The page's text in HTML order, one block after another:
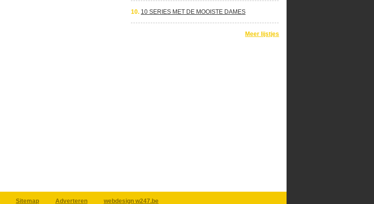
10. 10 SERIES MET DE MOOISTE DAMES
Meer lijstjes
Sitemap Adverteren webdesign w247.be